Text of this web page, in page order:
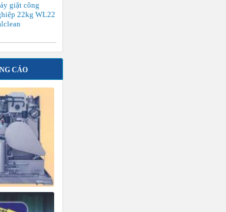
giặt công
22kg WL22
CÁO